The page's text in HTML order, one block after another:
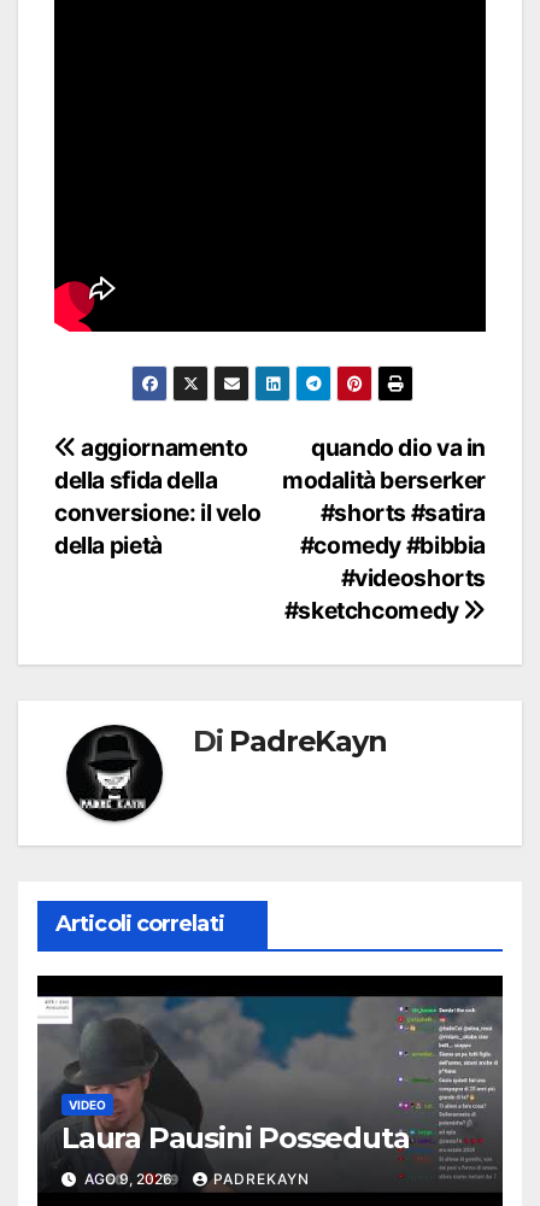
Navigazione
articoli
quando dio va in
modalità berserker
#shorts #satira
#comedy #bibbia
#videoshorts
#sketchcomedy
aggiornamento
della sfida della
conversione: il velo
della pietà
Di PadreKayn
Articoli correlati
VIDEO
Laura Pausini Posseduta
AGO 9, 2026 PADREKAYN